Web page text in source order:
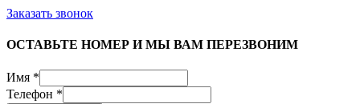
Заказать звонок
ОСТАВЬТЕ НОМЕР И МЫ ВАМ ПЕРЕЗВОНИМ
Имя *
Телефон *